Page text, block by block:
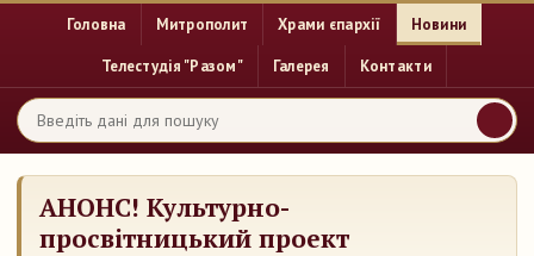
Головна Митрополит Храми єпархії Новини
Телестудія "Разом" Галерея Контакти
АНОНС! Культурно-
просвітницький проект